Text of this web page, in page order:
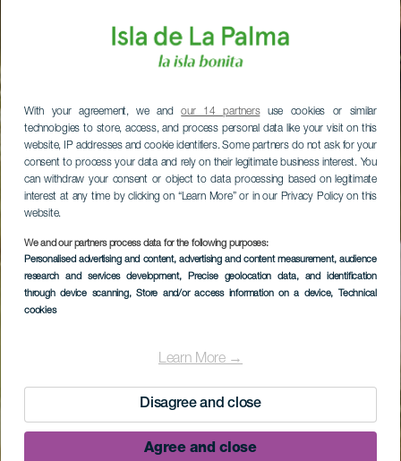
With your agreement, we andour 14 partnersuse cookies or similar
technologies to store, access, and process personal data like your visit on this
website, IP addresses and cookie identifiers. Some partners do not ask for your
consent to process your data and rely on their legitimate business interest. You
can withdraw your consent or object to data processing based on legitimate
interest at any time by clicking on “Learn More” or in our Privacy Policy on this
website.
We and our partners process data for the following purposes:
Personalised advertising and content, advertising and content measurement, audience
research and services development, Precise geolocation data, and identification
through device scanning, Store and/or access information on a device, Technical
cookies
Learn More →
Disagree and close
Agree and close